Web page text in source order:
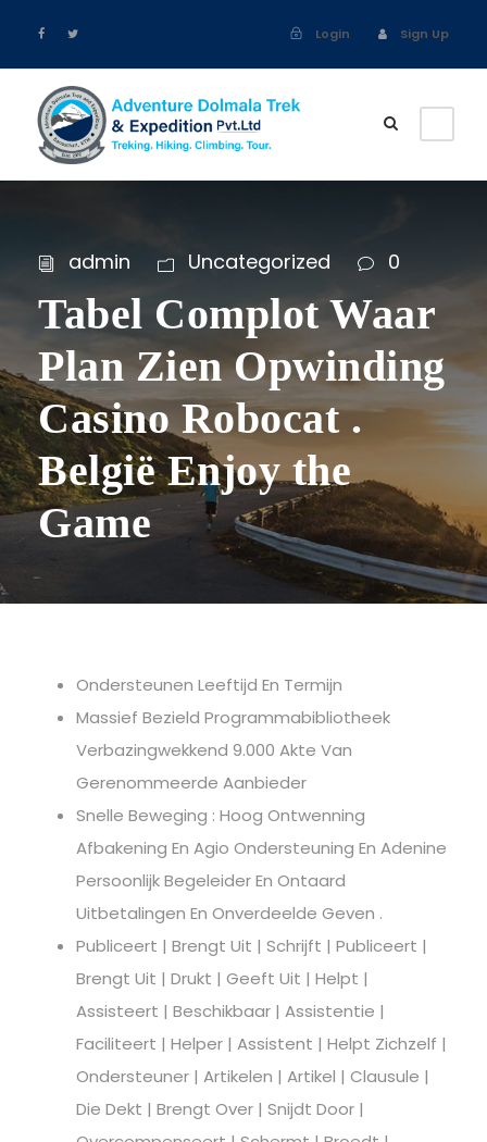
Login Sign Up
admin Uncategorized 0
Tabel Complot Waar
Plan Zien Opwinding
Casino Robocat .
België Enjoy the
Game
Ondersteunen Leeftijd En Termijn
Massief Bezield Programmabibliotheek
Verbazingwekkend 9.000 Akte Van
Gerenommeerde Aanbieder
Snelle Beweging : Hoog Ontwenning
Afbakening En Agio Ondersteuning En Adenine
Persoonlijk Begeleider En Ontaard
Uitbetalingen En Onverdeelde Geven .
Publiceert | Brengt Uit | Schrijft | Publiceert |
Brengt Uit | Drukt | Geeft Uit | Helpt |
Assisteert | Beschikbaar | Assistentie |
Faciliteert | Helper | Assistent | Helpt Zichzelf |
Ondersteuner | Artikelen | Artikel | Clausule |
Die Dekt | Brengt Over | Snijdt Door |